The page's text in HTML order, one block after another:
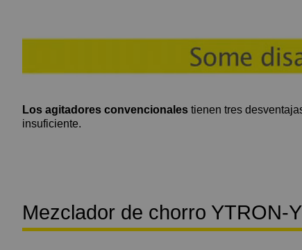
Los agitadores convencionales tienen tres
insuficiente.
Mezclador de chorro YTRON-